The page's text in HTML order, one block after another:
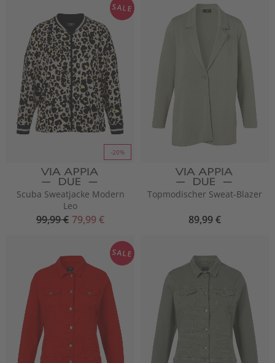
-20%
SALE
Scuba Sweatjacke Modern
Leo
99,99 € 79,99 €
Topmodischer Sweat-Blazer
89,99 €
SALE